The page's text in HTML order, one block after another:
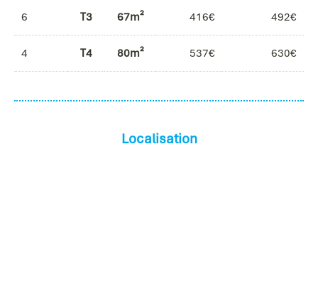
6 T3 67m² 416€ 492€
4 T4 80m² 537€ 630€
Localisation